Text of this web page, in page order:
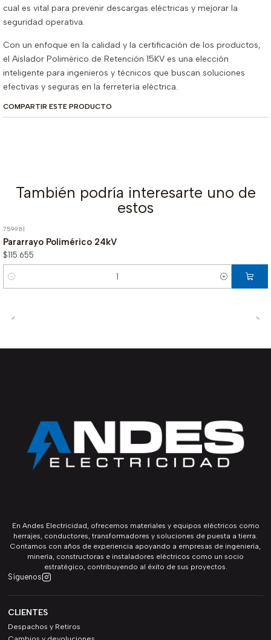
cual es vital para prevenir descargas eléctricas y mejorar la
seguridad operativa.
Con un enfoque en la calidad y la certificación de los productos,
el Aislador Polimérico de Retención 15KV es una elección
inteligente para ingenieros y técnicos que buscan soluciones
efectivas y seguras en la ferretería eléctrica.
COMPARTIR ESTE PRODUCTO
También podría interesarte uno de
estos
75998|
Pararrayo Polimérico 24kV
$115.655
Cantidad
En Andes Electricidad, ofrecemos materiales y equipos eléctricos como
herrajes, conductores, transformadores y soluciones de puesta a tierra.
Contamos con años de experiencia apoyando a empresas de ingeniería,
minería, constructoras e instaladores eléctricos como un socio
estratégico, contribuyendo al éxito de sus proyectos.
Síguenos
CLIENTES
Despachos y Retiros